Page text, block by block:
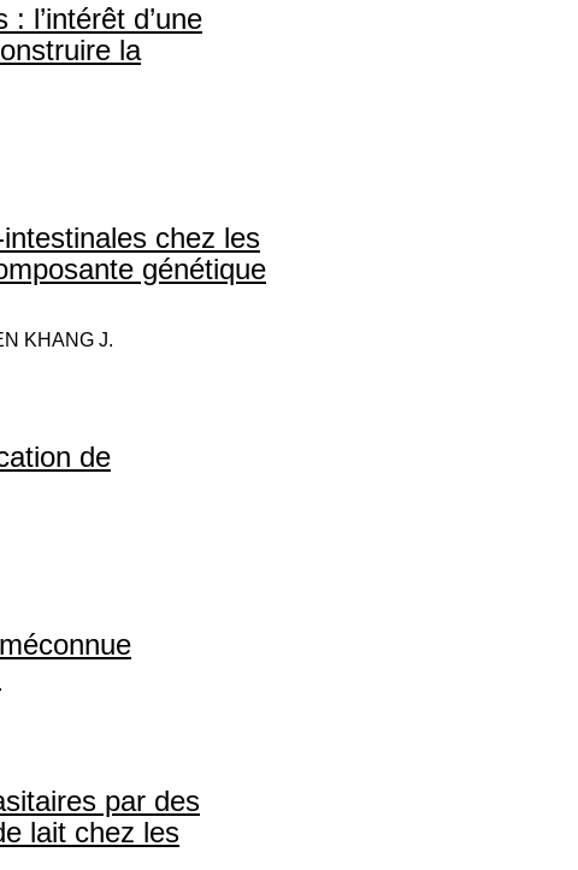
l’intérêt d’une
la
chez les
génétique
KHANG J.
de
par des
lait chez les